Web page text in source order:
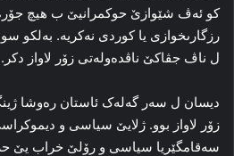
کو ئەڤ شێوازێ حوکمرانیێ ب هیچ
رزگارىخوازى یا کوردى نەکریە. بەلکو
ل ناڤ جڤاکێ ناڤدەولەتى زۆر لاواز دکر.
دیسان ل سەر گەلەک ئاستان رەوشا
زۆر لاواز بوو. ژلایێ سیاسى و
سەقامگێریا سیاسى و رۆلێ خراب یێ